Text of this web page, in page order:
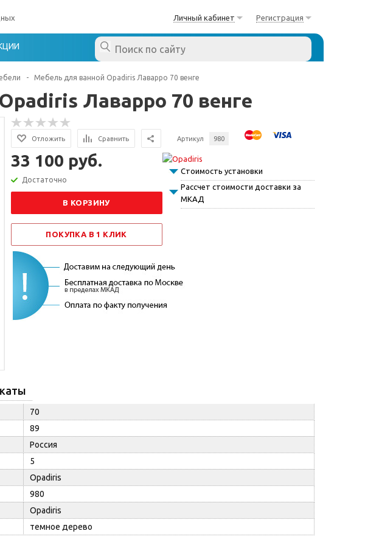
Личный кабинет Регистрация
- Мебель для ванной Opadiris Лаварро 70 венге
Лаварро 70 венге
Отложить Сравнить Артикул 980
33 100 руб.
Достаточно
В КОРЗИНУ
ПОКУПКА В 1 КЛИК
Стоимость установки
Рассчет стоимости доставки за
МКАД
70
89
Россия
5
Opadiris
980
Opadiris
темное дерево